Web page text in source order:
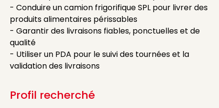
- Conduire un camion frigorifique SPL pour livrer des
produits alimentaires périssables
- Garantir des livraisons fiables, ponctuelles et de
qualité
- Utiliser un PDA pour le suivi des tournées et la
validation des livraisons
Profil recherché